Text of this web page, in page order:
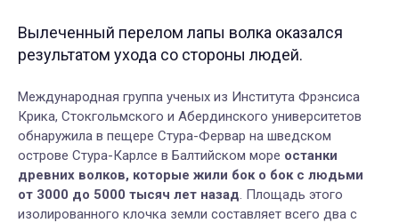
Вылеченный перелом лапы волка оказался
результатом ухода со стороны людей.
Международная группа ученых из Института Фрэнсиса
Крика, Стокгольмского и Абердинского университетов
обнаружила в пещере Стура-Фервар на шведском
острове Стура-Карлсе в Балтийском море останки
древних волков, которые жили бок о бок с людьми
от 3000 до 5000 тысяч лет назад. Площадь этого
изолированного клочка земли составляет всего два с